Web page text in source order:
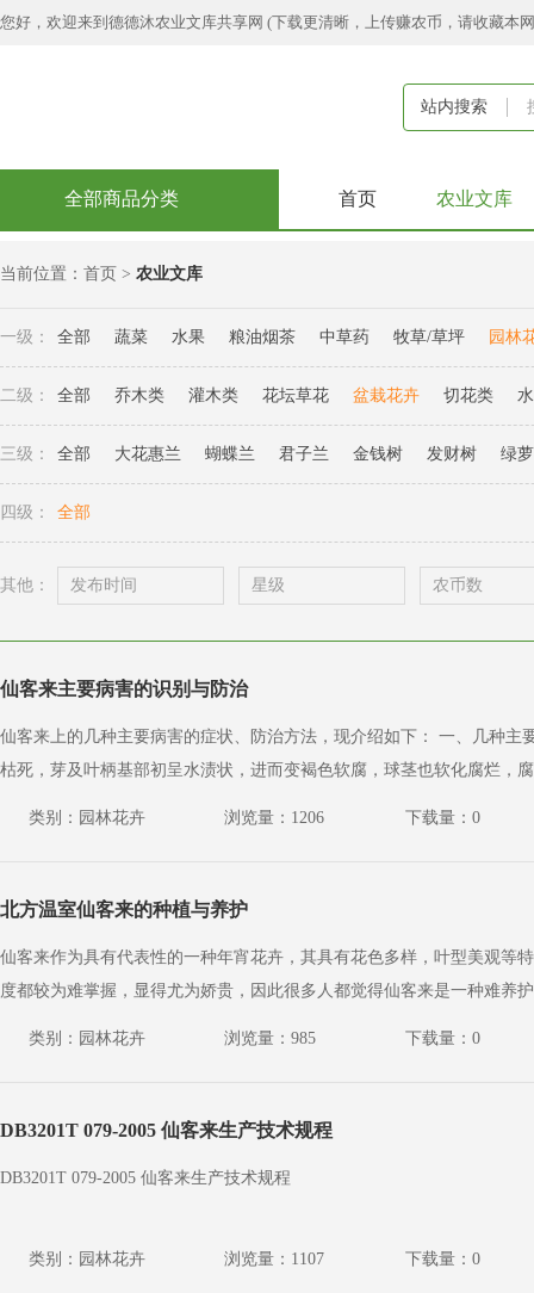
您好，欢迎来到德德沐农业文库共享网 (下载更清晰，上传赚农币，请收藏本
站内搜索
全部商品分类 首页 农业文库
当前位置： 首页 > 农业文库
一级： 全部 蔬菜 水果 粮油烟茶 中草药 牧草/草坪 园林
二级： 全部 乔木类 灌木类 花坛草花 盆栽花卉 切花类
三级： 全部 大花惠兰 蝴蝶兰 君子兰 金钱树 发财树 绿萝
四级： 全部
其他：
仙客来主要病害的识别与防治
仙客来上的几种主要病害的症状、防治方法，现介绍如下： 一、几种主要病害的症状识别 (一)软腐病 属细菌病害。 本病多发生在夏季高温多湿的6－9月份。阴雨天过后的晴天，地上部急剧萎蔫
枯死，芽及叶柄基部初呈水渍状，进而变褐色软腐，球茎也软化腐烂，
类别：园林花卉 浏览量：1206 下载量：0
北方温室仙客来的种植与养护
仙客来作为具有代表性的一种年宵花卉，其具有花色多样，叶型美观等
度都较为难掌握，显得尤为娇贵，因此很多人都觉得仙客来是一种难养
类别：园林花卉 浏览量：985 下载量：0
DB3201T 079-2005 仙客来生产技术规程
DB3201T 079-2005 仙客来生产技术规程
类别：园林花卉 浏览量：1107 下载量：0